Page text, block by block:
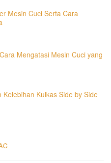
Mesin Cuci Serta Cara
Mengatasi Mesin Cuci yang
Kelebihan Kulkas Side by Side